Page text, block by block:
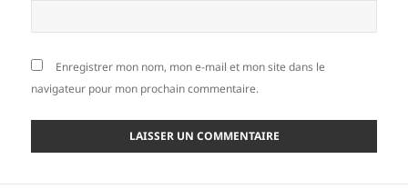
Enregistrer mon nom, mon e-mail et mon site dans le
navigateur pour mon prochain commentaire.